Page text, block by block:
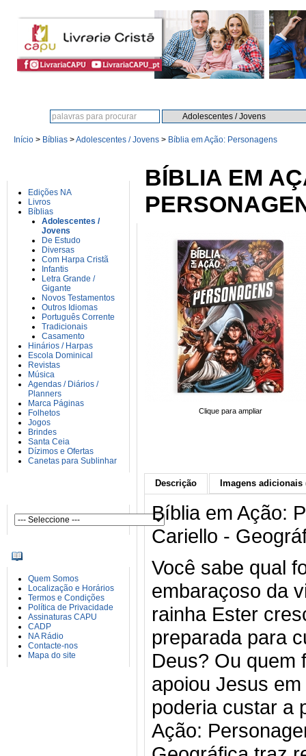
Início > Bíblias >Adolescentes / Jovens > Bíblia em Ação: Personagens
Edições NA
Livros
Bíblias
Adolescentes /
Jovens
De Estudo
Diversas
Com Harpa Cristã
Infantis
Letra Grande /
Gigante
Novos Testamentos
Outros Idiomas
Português Corrente
Tradicionais
Casamento
Hinários / Harpas
Escola Dominical
Revistas
Música
Agendas / Diários /
Planners
Marca Páginas
Folhetos
Jogos
Brindes
Santa Ceia
Dízimos e Ofertas
Canetas para Sublinhar
Quem Somos
Localização e Horários
Termos e Condições
Política de Privacidade
Assinaturas CAPU
CADP
NA Rádio
Contacte-nos
Mapa do site
BÍBLIA EM
Clique para ampliar
Descrição Imagens adicionais
Bíblia em Ação:
Cariello -
Você sabe qual
embaraçoso da
rainha Ester
preparada para
Deus? Ou quem
apoiou Jesus
poderia custar a
Ação: